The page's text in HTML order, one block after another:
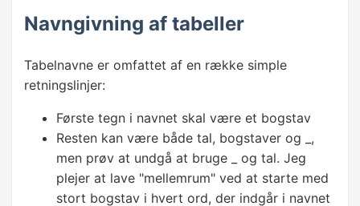
GRUNDLÆGGENDE DATATRÆK
SELECT
Hent flere felter
Sortering
Navngivning af tabeller
Tabelnavne er omfattet af en række simple
retningslinjer:
Første tegn i navnet skal være et bogstav
Resten kan være både tal, bogstaver og _,
men prøv at undgå at bruge _ og tal. Jeg
plejer at lave "mellemrum" ved at starte med
stort bogstav i hvert ord, der indgår i navnet